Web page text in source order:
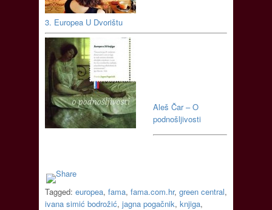
3. Europea U Dvorištu
Aleš Čar – O
podnošljivosti
Tagged: europea, fama, fama.com.hr, green central,
ivana simić bodrožić, jagna pogačnik, knjiga,